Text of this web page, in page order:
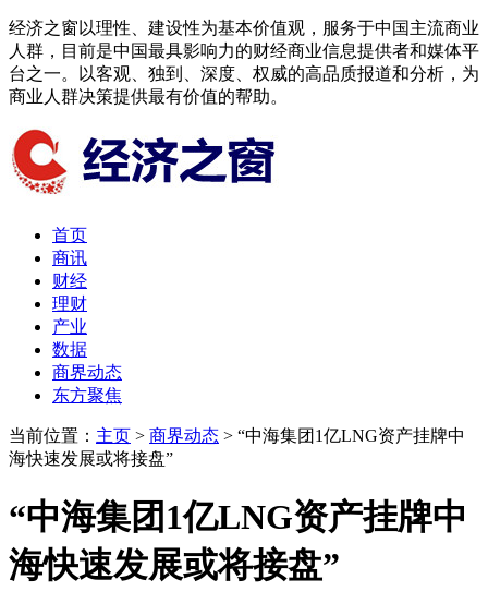
经济之窗以理性、建设性为基本价值观，服务于中国主流商业
人群，目前是中国最具影响力的财经商业信息提供者和媒体平
台之一。以客观、独到、深度、权威的高品质报道和分析，为
商业人群决策提供最有价值的帮助。
首页
商讯
财经
理财
产业
数据
商界动态
东方聚焦​
当前位置： 主页 > 商界动态 > “中海集团1亿LNG资产挂牌中
海快速发展或将接盘”
“中海集团1亿LNG资产挂牌中
海快速发展或将接盘”